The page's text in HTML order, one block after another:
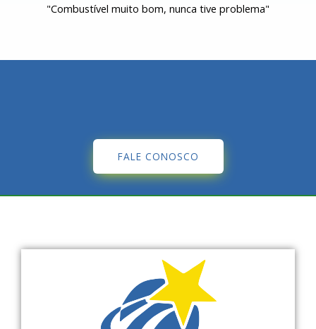
"Combustível muito bom, nunca tive problema"
FALE CONOSCO